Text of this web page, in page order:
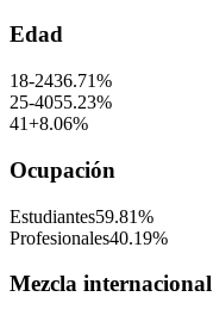
Edad
18-2436.71%
25-4055.23%
41+8.06%
Ocupación
Estudiantes59.81%
Profesionales40.19%
Mezcla internacional